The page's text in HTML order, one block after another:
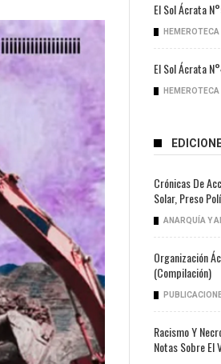
El Sol Ácrata
HEMEROTECA
El Sol Ácrata
HEMEROTECA
Crónicas De
Solar, Preso
ANARQUÍA Y
Organización
(compilación)
Racismo Y
Notas Sobre El